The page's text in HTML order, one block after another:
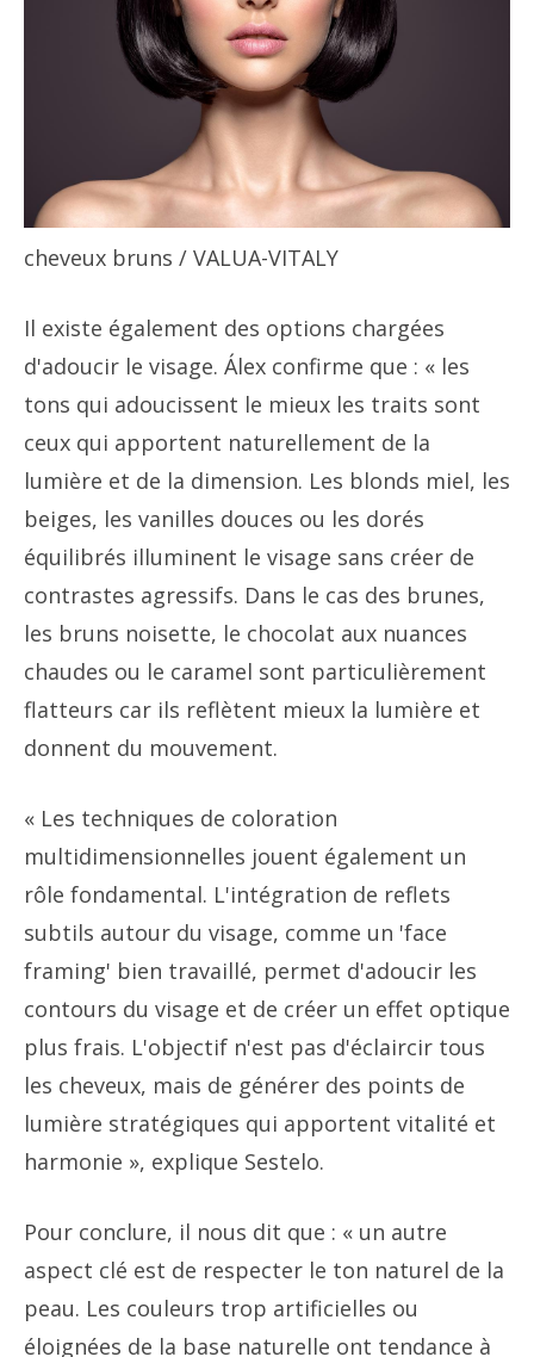
cheveux bruns / VALUA-VITALY
Il existe également des options chargées
d'adoucir le visage. Álex confirme que : « les
tons qui adoucissent le mieux les traits sont
ceux qui apportent naturellement de la
lumière et de la dimension. Les blonds miel, les
beiges, les vanilles douces ou les dorés
équilibrés illuminent le visage sans créer de
contrastes agressifs. Dans le cas des brunes,
les bruns noisette, le chocolat aux nuances
chaudes ou le caramel sont particulièrement
flatteurs car ils reflètent mieux la lumière et
donnent du mouvement.
« Les techniques de coloration
multidimensionnelles jouent également un
rôle fondamental. L'intégration de reflets
subtils autour du visage, comme un 'face
framing' bien travaillé, permet d'adoucir les
contours du visage et de créer un effet optique
plus frais. L'objectif n'est pas d'éclaircir tous
les cheveux, mais de générer des points de
lumière stratégiques qui apportent vitalité et
harmonie », explique Sestelo.
Pour conclure, il nous dit que : « un autre
aspect clé est de respecter le ton naturel de la
peau. Les couleurs trop artificielles ou
éloignées de la base naturelle ont tendance à